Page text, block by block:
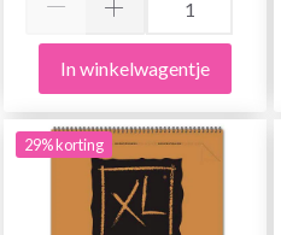
In winkelwagentje
29% korting